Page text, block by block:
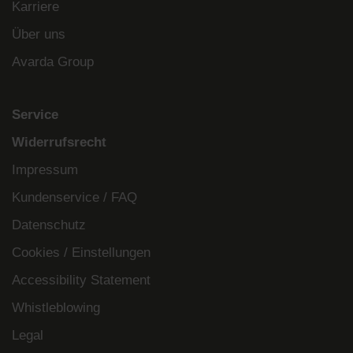
Karriere
Über uns
Avarda Group
Service
Widerrufsrecht
Impressum
Kundenservice / FAQ
Datenschutz
Cookies / Einstellungen
Accessibility Statement
Whistleblowing
Legal